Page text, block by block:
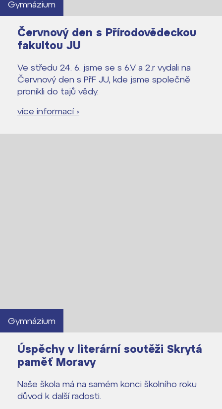
Gymnázium
Červnový den s Přírodovědeckou
fakultou JU
Ve středu 24. 6. jsme se s 6.V a 2.r vydali na
Červnový den s PřF JU, kde jsme společně
pronikli do tajů vědy.
více informací ›
Gymnázium
Úspěchy v literární soutěži Skrytá
paměť Moravy
Naše škola má na samém konci školního roku
důvod k další radosti.